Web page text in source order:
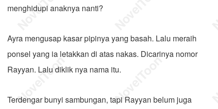
menghidupi anaknya nanti?
Ayra mengusap kasar pipinya yang basah. Lalu meraih
ponsel yang ia letakkan di atas nakas. Dicarinya nomor
Rayyan. Lalu diklik nya nama itu.
Terdengar bunyi sambungan, tapi Rayyan belum juga